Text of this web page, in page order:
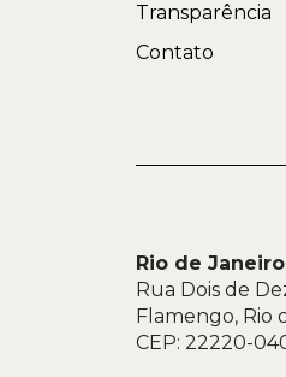
Transparência
Contato
Rio de Janeiro
Rua Dois de
Flamengo, Rio
CEP: 22220-